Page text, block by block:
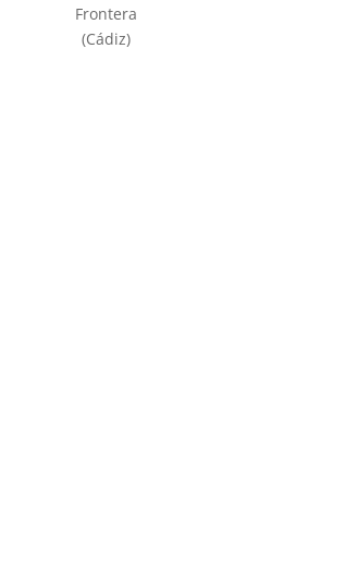
Frontera
(Cádiz)